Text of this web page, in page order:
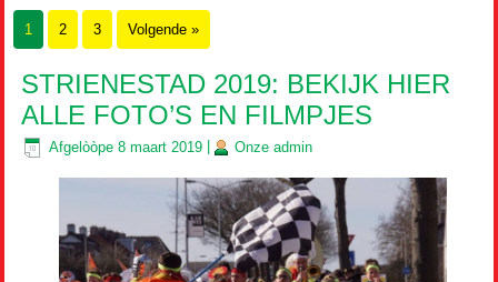
1 2 3 Volgende »
STRIENESTAD 2019: BEKIJK HIER
ALLE FOTO’S EN FILMPJES
Afgelòòpe 8 maart 2019 Onze admin